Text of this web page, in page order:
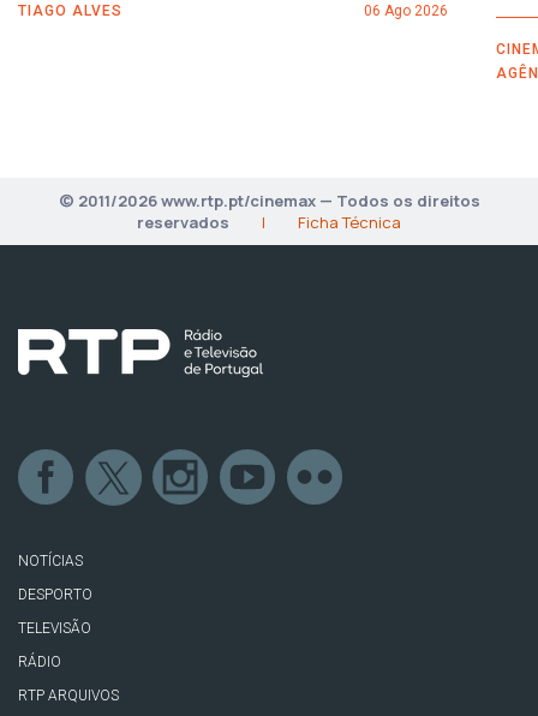
TIAGO ALVES 06 Ago 2026
© 2011/2026 www.rtp.pt/cinemax — Todos os direitos
reservados
| Ficha Técnica
NOTÍCIAS
DESPORTO
TELEVISÃO
RÁDIO
RTP ARQUIVOS